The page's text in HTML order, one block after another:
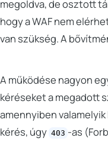
megoldva, de osztott
hogy a WAF nem
van szükség. A
A működése nagyon
kéréseket a megadott
amennyiben
kérés, úgy 403 -as